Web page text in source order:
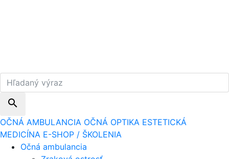
search
OČNÁ AMBULANCIA OČNÁ OPTIKA ESTETICKÁ
MEDICÍNA E-SHOP / ŠKOLENIA
Očná ambulancia